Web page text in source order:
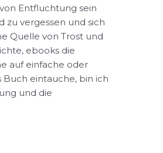
Entfluchtung sein
vergessen und sich
Quelle von Trost und
ebooks die
auf einfache oder
Buch eintauche, bin ich
und die